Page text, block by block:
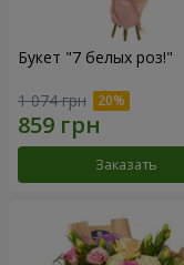
Букет "7 белых роз!"
1 074 грн
Заказать